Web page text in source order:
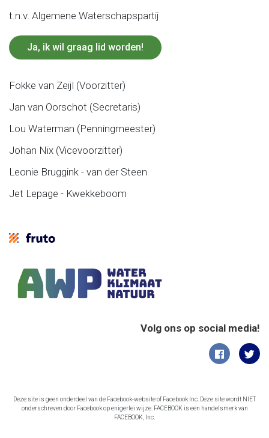
t.n.v. Algemene Waterschapspartij
Ja, ik wil graag lid worden!
Fokke van Zeijl (Voorzitter)
Jan van Oorschot (Secretaris)
Lou Waterman (Penningmeester)
Johan Nix (Vicevoorzitter)
Leonie Bruggink - van der Steen
Jet Lepage - Kwekkeboom
Volg ons op social media!
Deze site is geen onderdeel van de Facebook-website of Facebook Inc. Deze site wordt NIET
onderschreven door Facebook op enigerlei wijze. FACEBOOK is een handelsmerk van
FACEBOOK, Inc.